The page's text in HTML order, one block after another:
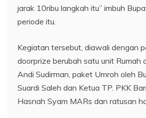
jarak 10ribu langkah itu” imbuh
periode itu.
Kegiatan tersebut, diawali dengan
doorprize berubah satu unit Rumah
Andi Sudirman, paket Umroh oleh
Suardi Saleh dan Ketua TP. PKK
Hasnah Syam MARs dan ratusan